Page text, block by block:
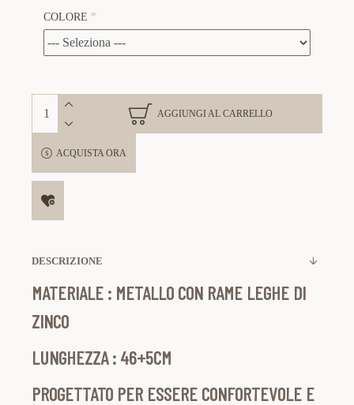
COLORE
AGGIUNGI AL CARRELLO
ACQUISTA ORA
DESCRIZIONE
MATERIALE : METALLO CON RAME LEGHE DI
ZINCO
LUNGHEZZA : 46+5CM
PROGETTATO PER ESSERE CONFORTEVOLE E